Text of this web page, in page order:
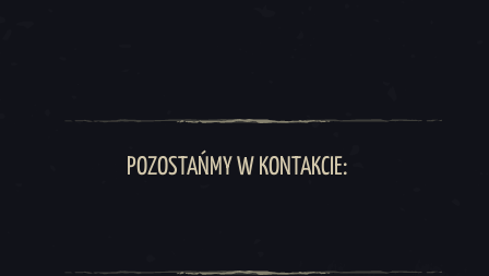
POZOSTAŃMY W KONTAKCIE: